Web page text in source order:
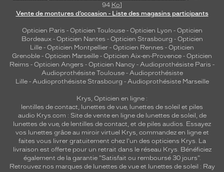
94 Ko]
Vente de montures d’occasion - Liste des magasins participants
Opticien Paris - Opticien Toulouse- Opticien Lyon - Opticien
Bordeaux- Opticien Nantes - Opticien Strasbourg - Opticien
Lille - Opticien Montpellier - Opticien Rennes - Opticien
Grenoble - Opticien Marseille - Opticien Aix-en-Provence - Opticien
Reims - Opticien Angers - Opticien Nancy - Audioprothésiste Paris -
Audioprothésiste Toulouse- Audioprothésiste
Lille- Audioprothésiste Strasbourg - Audioprothésiste Marseille
Krys, Opticien en ligne :
lentilles de contact, lunettes de vue, lunettes de soleil et piles
audio Krys.com : Site de vente en ligne de lunettes de soleil, de
lunettes de vue, de lentilles de contact, et de piles audios. Essayez
vos lunettes grâce au miroir virtuel Krys, commandez en ligne et
faites vous livrer gratuitement chez l'un des opticiens Krys. La
livraison est offerte pour un retrait dans le réseau Krys. Bénéficiez
également de la garantie "Satisfait ou remboursé 30 jours".
Retrouvez nos marques de lunettes de vue et lunettes de soleil : Ray